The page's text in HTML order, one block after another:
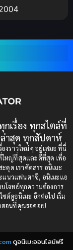
1981
1979
เรื่อง ทุกสไตล์ที่
าสุด ทุกสัปดาห์
งราวใหม่ๆ อยู่เสมอ ที่นี่
ใหญ่ที่สุดและดีที่สุด เพื่อ
ดุด เราคัดสรร อนิเมะ
แนวแฟนตาซี, อนิเมะแอ
โจทย์ทุกความต้องการ
ต์ดูอนิเมะ อีกต่อไป เริ่ม
ตอนที่คุณรอคอย!
ดูอนิเมะออนไลน์ฟรี